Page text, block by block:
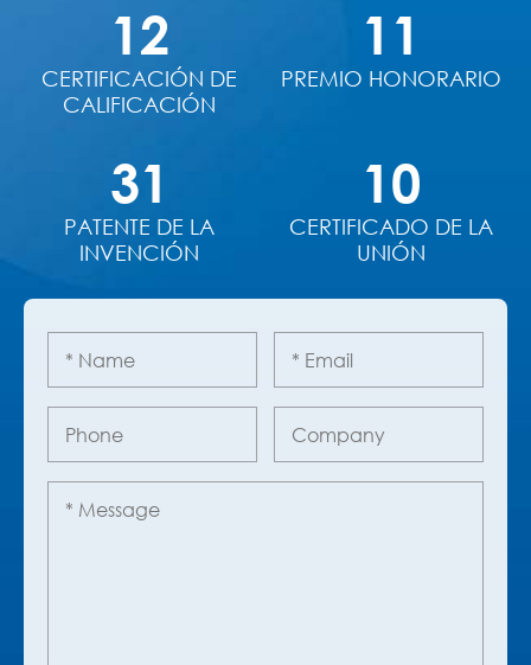
12
CERTIFICACIÓN DE
CALIFICACIÓN
11
PREMIO HONORARIO
31
PATENTE DE LA
INVENCIÓN
10
CERTIFICADO DE LA
UNIÓN